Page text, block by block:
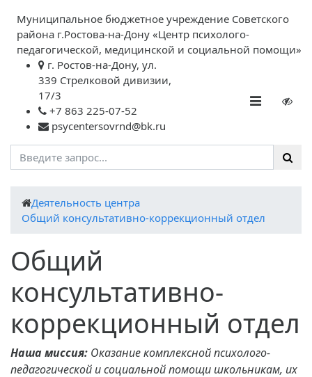
Муниципальное бюджетное учреждение Советского
района г.Ростова-на-Дону «Центр психолого-
педагогической, медицинской и социальной помощи»
г. Ростов-на-Дону, ул.
339 Стрелковой дивизии,
17/3
+7 863 225-07-52
psycentersovrnd@bk.ru
Деятельность центра
Общий консультативно-коррекционный отдел
Общий
консультативно-
коррекционный отдел
Наша миссия: Оказание комплексной психолого-
педагогической и социальной помощи школьникам, их